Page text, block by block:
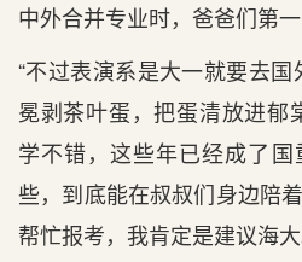
中外合并专业时，爸爸们第
“不过表演系是大一就要去
冕剥茶叶蛋，把蛋清放进郁
学不错，这些年已经成了
些，到底能在叔叔们身边陪
帮忙报考，我肯定是建议海